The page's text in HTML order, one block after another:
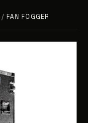
/ FAN FOGGER